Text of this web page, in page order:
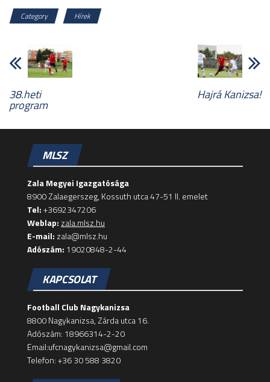
Category Hírek
38.heti
program
Hajrá Kanizsa!
MLSZ
Zala Megyei Igazgatósága
8900 Zalaegerszeg, Kossuth utca 47-51 II. emelet
Tel:+3692347206
Weblap: zala.mlsz.hu
E-mail: zala@mlsz.hu
Adószám: 19020848-2-44
KAPCSOLAT
Football Club Nagykanizsa
8800 Nagykanizsa, Zárda utca 16.
Adószám: 18966314-2-20
Email:ufcnagykanizsa@gmail.com
Telefon: +36 30 588 3820